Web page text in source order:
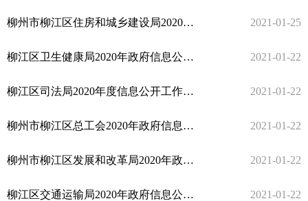
柳州市柳江区住房和城乡建设局2020年政府信息公开工作年度报告 2021-01-25
柳江区卫生健康局2020年政府信息公开工作年度报告 2021-01-22
柳江区司法局2020年度信息公开工作报告 2021-01-22
柳州市柳江区总工会2020年政府信息公开工作年度报告 2021-01-22
柳州市柳江区发展和改革局2020年政府信息公开工作年度报告 2021-01-22
柳江区交通运输局2020年政府信息公开工作年度报告 2021-01-22